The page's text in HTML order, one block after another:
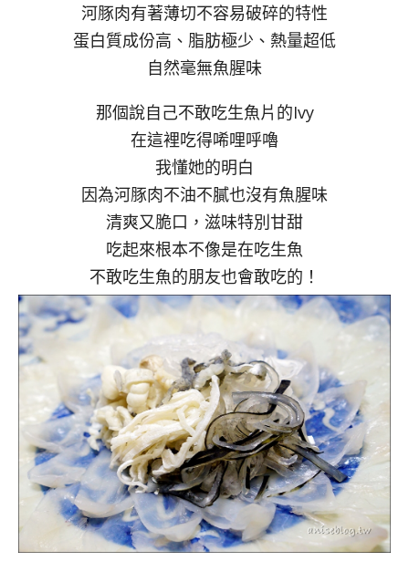
河豚肉有著薄切不容易破碎的特性
蛋白質成份高、脂肪極少、熱量超低
自然毫無魚腥味
那個說自己不敢吃生魚片的Ivy
在這裡吃得唏哩呼嚕
我懂她的明白
因為河豚肉不油不膩也沒有魚腥味
清爽又脆口，滋味特別甘甜
吃起來根本不像是在吃生魚
不敢吃生魚的朋友也會敢吃的！